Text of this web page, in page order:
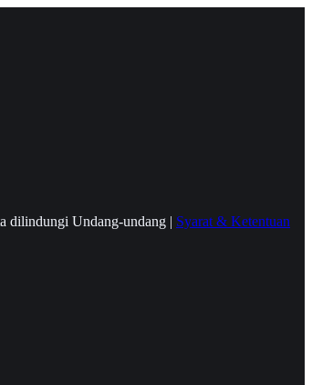
dilindungi Undang-undang | Syarat & Ketentuan